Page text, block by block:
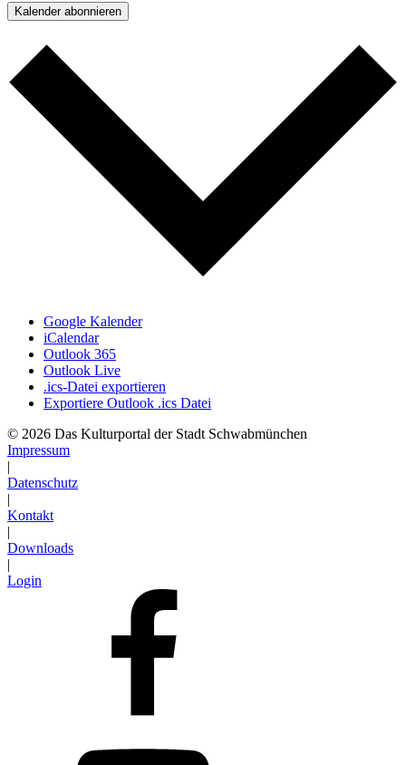
Kalender abonnieren
Google Kalender
iCalendar
Outlook 365
Outlook Live
.ics-Datei exportieren
Exportiere Outlook .ics Datei
© 2026 Das Kulturportal der Stadt Schwabmünchen
Impressum
|
Datenschutz
|
Kontakt
|
Downloads
|
Login